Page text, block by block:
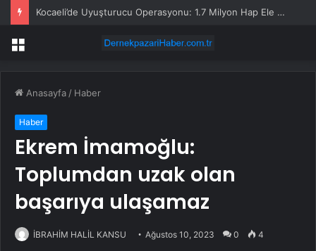
Kocaeli’de Uyuşturucu Operasyonu: 1.7 Milyon Hap Ele Geçirildi
Menü
Anasayfa / Haber
Haber
Ekrem İmamoğlu:
Toplumdan uzak olan
başarıya ulaşamaz
İBRAHİM HALİL KANSU Ağustos 10, 2023 0 4